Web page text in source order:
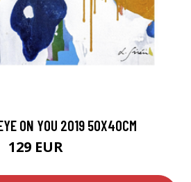
ON YOU 2019 50X40CM
129 EUR